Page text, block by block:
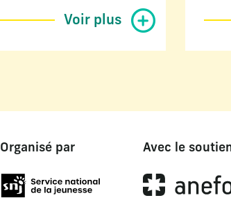
Voir plus
Organisé par Avec le